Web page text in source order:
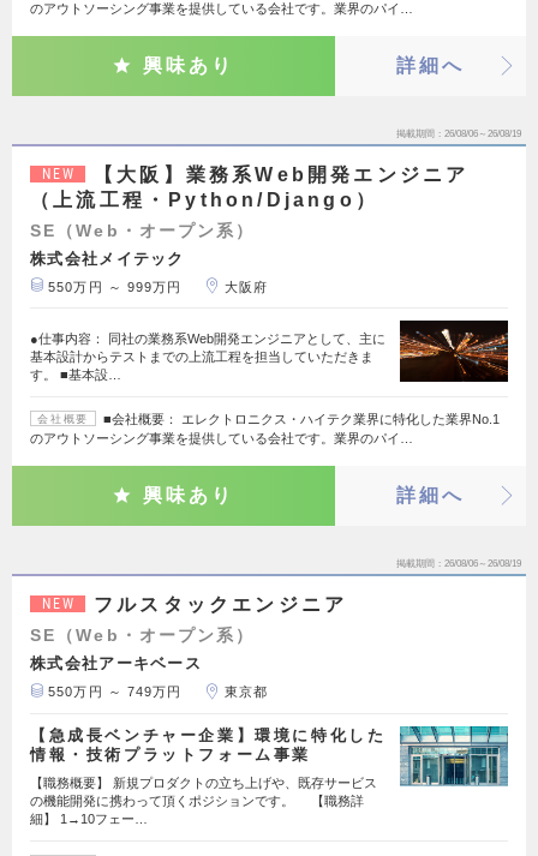
のアウトソーシング事業を提供している会社です。業界のパイ…
興味あり 詳細へ
掲載期間 26/08/06～26/08/19
NEW
【大阪】業務系Web開発エンジニア
（上流工程・Python/Django）
SE（Web・オープン系）
株式会社メイテック
550万円 ～ 999万円 大阪府
●仕事内容： 同社の業務系Web開発エンジニアとして、主に
基本設計からテストまでの上流工程を担当していただきま
す。 ■基本設…
会社概要
■会社概要： エレクトロニクス・ハイテク業界に特化した業界No.1
のアウトソーシング事業を提供している会社です。業界のパイ…
興味あり 詳細へ
掲載期間 26/08/06～26/08/19
NEW フルスタックエンジニア
SE（Web・オープン系）
株式会社アーキベース
550万円 ～ 749万円 東京都
【急成長ベンチャー企業】環境に特化した
情報・技術プラットフォーム事業
【職務概要】 新規プロダクトの立ち上げや、既存サービス
の機能開発に携わって頂くポジションです。 【職務詳
細】 1→10フェー…